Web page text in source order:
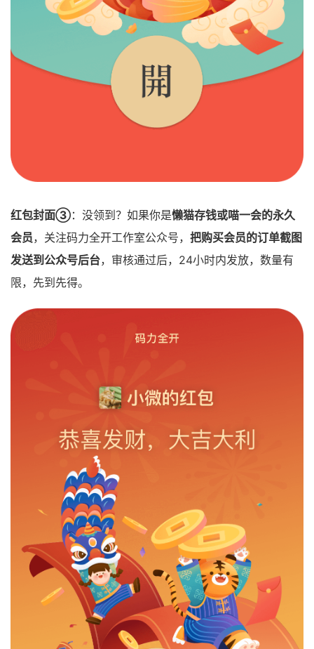
红包封面③：没领到？如果你是懒猫存钱或喵一会的永久
会员，关注码力全开工作室公众号， 把购买会员的订单截图
发送到公众号后台，审核通过后，24小时内发放，数量有
限，先到先得。